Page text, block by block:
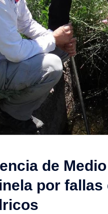
de
por